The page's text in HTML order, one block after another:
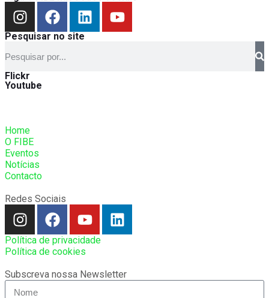
Pesquisar no site
Flickr
Youtube
Home
O FIBE
Eventos
Notícias
Contacto
Redes Sociais
Política de privacidade
Política de cookies
Subscreva nossa Newsletter